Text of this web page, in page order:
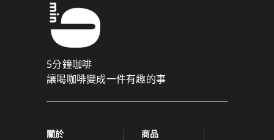
5分鐘咖啡
讓喝咖啡變成一件有趣的事
關於 商品